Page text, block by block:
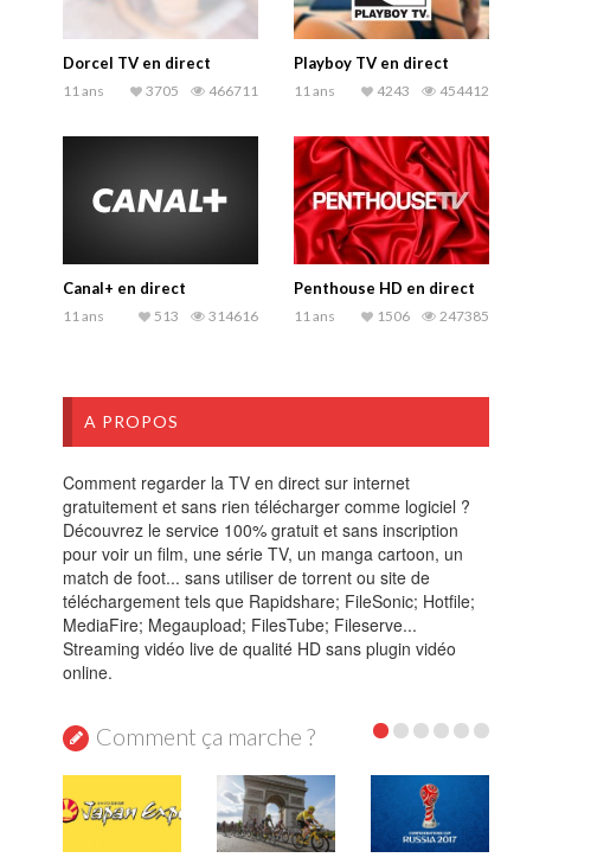
Dorcel TV en direct
11 ans 466711
3705
Playboy TV en direct
11 ans 454412
4243
Canal+ en direct
11 ans 314616
513
Penthouse HD en direct
11 ans 247385
1506
A PROPOS
Comment regarder la TV en direct sur internet
gratuitement et sans rien télécharger comme logiciel ?
Découvrez le service 100% gratuit et sans inscription
pour voir un film, une série TV, un manga cartoon, un
match de foot... sans utiliser de torrent ou site de
téléchargement tels que Rapidshare; FileSonic; Hotfile;
MediaFire; Megaupload; FilesTube; Fileserve...
Streaming vidéo live de qualité HD sans plugin vidéo
online.
Comment ça marche ?